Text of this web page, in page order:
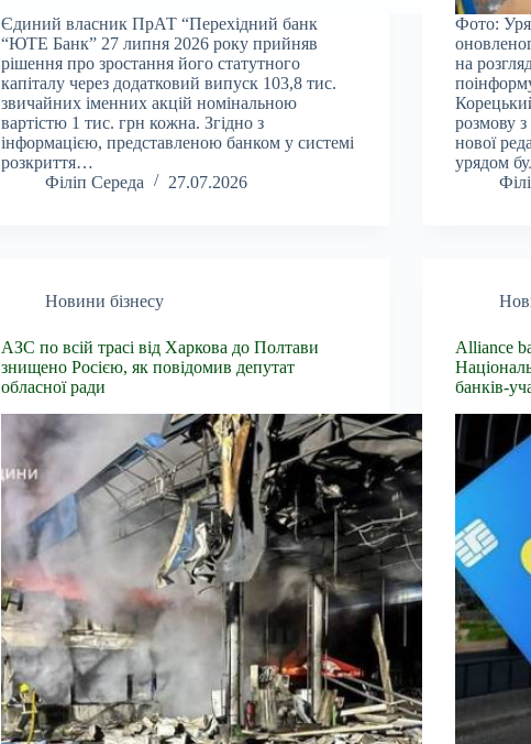
Єдиний власник ПрАТ “Перехідний банк
“ЮТЕ Банк” 27 липня 2026 року прийняв
рішення про зростання його статутного
капіталу через додатковий випуск 103,8 тис.
звичайних іменних акцій номінальною
вартістю 1 тис. грн кожна. Згідно з
інформацією, представленою банком у системі
розкриття…
Філіп Середа
27.07.2026
Фото:
на
розмову
нової
урядом
Новини бізнесу
АЗС по всій трасі від Харкова до Полтави
знищено Росією, як повідомив депутат
обласної ради
Alliance
банків-